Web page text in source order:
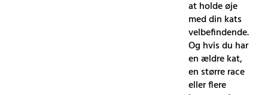
at holde øje
med din kats
velbefindende.
Og hvis du har
en ældre kat,
en større race
eller flere